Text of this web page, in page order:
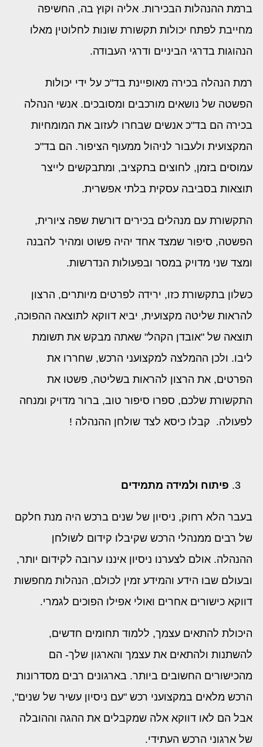
ברמת ההנהלות הבכירות. אליה וקוץ בה, החשיפה
מחייבת לפתח יכולות תקשורת שונות לחלוטין מאלו
הנהוגות בדרגי הביניים ודרגי העבודה.
רמת הנהלה בכירה מאופיינת בד"כ על ידי יכולות
הפשטה של נושאים מורכבים ומסובכים. אנשי הנהלה
בכירה הם בד"כ אנשים שבחרו לעזוב את המומחיות
המקצועית ולעבור לניהול ממעוף הציפור. הם בד"כ
עמוסים בזמן, לחוצים בתקציב, ומתבקשים לייצר
תוצאות בסביבה עסקית בלתי אפשרית.
התקשורת עם מנהלים בכירים דורשת שפה ציורית,
הפשטה, סיפור שמצד אחד יהיה פשוט ומהיר להבנה
ומצד שני מדויק במסר ובפעולות הנדרשות.
כשלון בתקשורת כזו, ירידה לפרטים מיותרים, הרצון
להראות שליטה מקצועית, יביא דווקא לתוצאה ההפוכה,
תוצאה של "אובדן הקהל" שאתה מבקש את תשומת
ליבו. ולכן ההמלצה למקצועני הרכש, שחררו את
הפרטים, את הרצון להראות בשליטה, פשטו את
התקשורת שלכם, ספרו סיפור טוב, ברור מדויק ומנחה
לפעולה. קבלו כיסא לצד שולחן ההנהלה !
פיתוח ולמידה מתמידים
בעבר הלא רחוק, ניסיון של שנים ברכש היה מנת חלקם
של רבים ממנהלי הרכש שקיבלו קידום לשולחן
ההנהלה. אולם לצערנו ניסיון איננו ערובה לקידום יותר,
ובעולם שבו הידע והמידע זמין לכולם, הנהלות מחפשות
דווקא כישורים אחרים ואולי אפילו הפוכים לגמרי.
היכולת להתאים עצמך, ללמוד תחומים חדשים,
להשתנות ולהתאים את עצמך והארגון שלך- הם
מהכישורים החשובים ביותר. בארגונים רבים מסדרונות
הרכש מלאים במקצועני רכש "עם ניסיון עשיר של שנים",
אבל הם לאו דווקא אלה שמקבלים את ההגה וההובלה
של ארגוני הרכש העתידי.